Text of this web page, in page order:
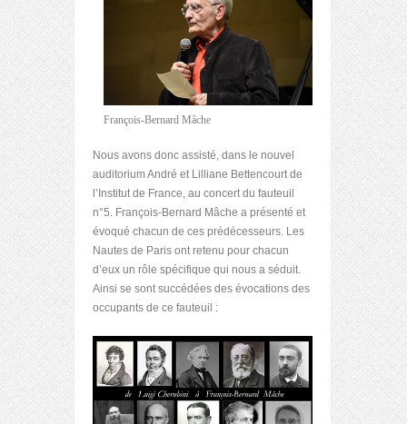
François-Bernard Mâche
Nous avons donc assisté, dans le nouvel
auditorium André et Lilliane Bettencourt de
l’Institut de France, au concert du fauteuil
n°5. François-Bernard Mâche a présenté et
évoqué chacun de ces prédécesseurs. Les
Nautes de Paris ont retenu pour chacun
d’eux un rôle spécifique qui nous a séduit.
Ainsi se sont succédées des évocations des
occupants de ce fauteuil :